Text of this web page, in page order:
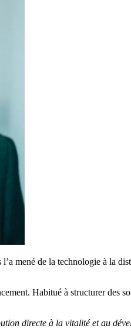
mené de la technologie à la
Habitué à structurer des
directe à la vitalité et au